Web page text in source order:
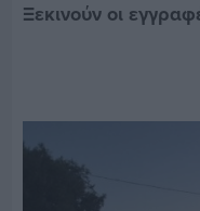
Ξεκινούν οι